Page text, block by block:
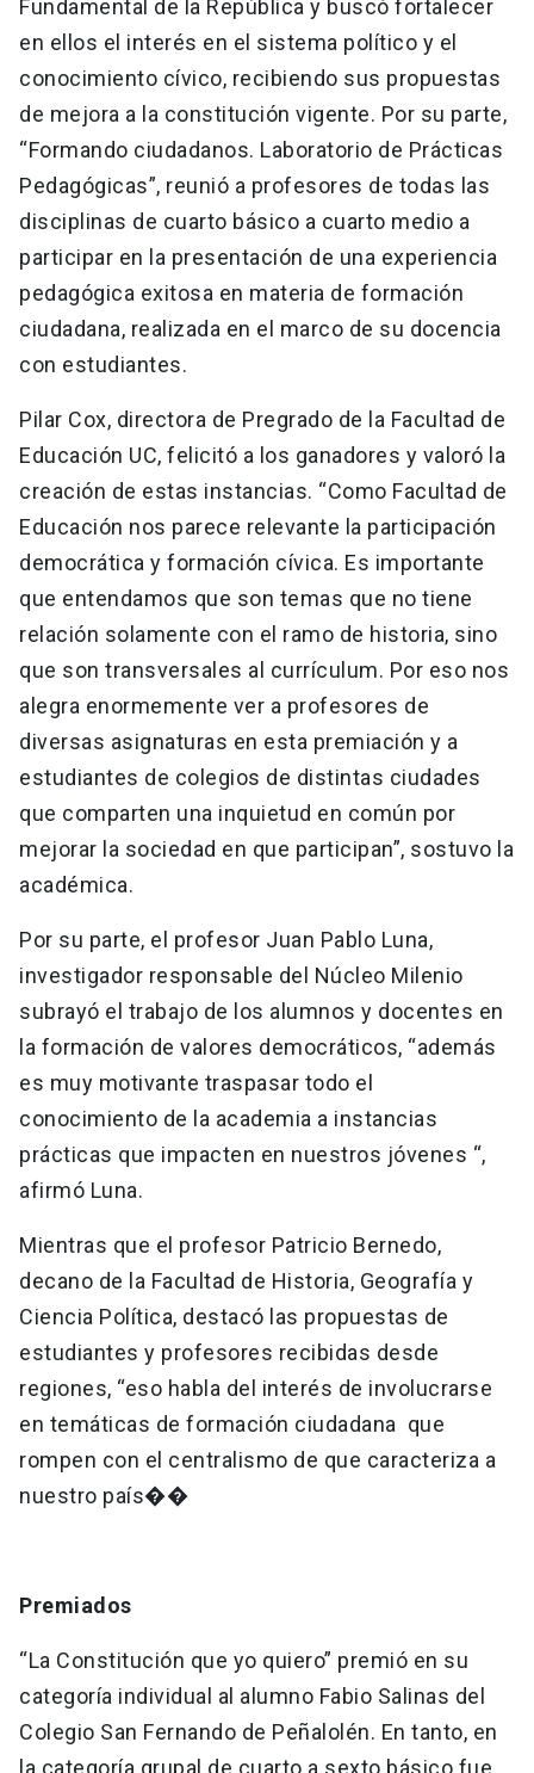
Fundamental de la República y buscó fortalecer
en ellos el interés en el sistema político y el
conocimiento cívico, recibiendo sus propuestas
de mejora a la constitución vigente. Por su parte,
“Formando ciudadanos. Laboratorio de Prácticas
Pedagógicas”, reunió a profesores de todas las
disciplinas de cuarto básico a cuarto medio a
participar en la presentación de una experiencia
pedagógica exitosa en materia de formación
ciudadana, realizada en el marco de su docencia
con estudiantes.
Pilar Cox, directora de Pregrado de la Facultad de
Educación UC, felicitó a los ganadores y valoró la
creación de estas instancias. “Como Facultad de
Educación nos parece relevante la participación
democrática y formación cívica. Es importante
que entendamos que son temas que no tiene
relación solamente con el ramo de historia, sino
que son transversales al currículum. Por eso nos
alegra enormemente ver a profesores de
diversas asignaturas en esta premiación y a
estudiantes de colegios de distintas ciudades
que comparten una inquietud en común por
mejorar la sociedad en que participan”, sostuvo la
académica.
Por su parte, el profesor Juan Pablo Luna,
investigador responsable del Núcleo Milenio
subrayó el trabajo de los alumnos y docentes en
la formación de valores democráticos, “además
es muy motivante traspasar todo el
conocimiento de la academia a instancias
prácticas que impacten en nuestros jóvenes “,
afirmó Luna.
Mientras que el profesor Patricio Bernedo,
decano de la Facultad de Historia, Geografía y
Ciencia Política, destacó las propuestas de
estudiantes y profesores recibidas desde
regiones, “eso habla del interés de involucrarse
en temáticas de formación ciudadana que
rompen con el centralismo de que caracteriza a
nuestro país��
Premiados
“La Constitución que yo quiero” premió en su
categoría individual al alumno Fabio Salinas del
Colegio San Fernando de Peñalolén. En tanto, en
la categoría grupal de cuarto a sexto básico fue